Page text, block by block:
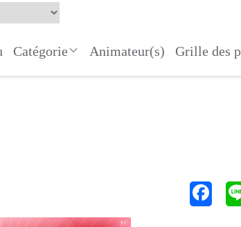
Catégorie Animateur(s) Grille des